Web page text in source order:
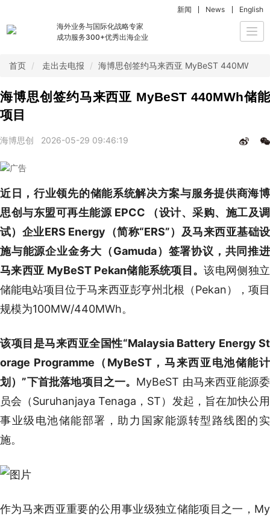
海外业务与国际化战略专家
成功服务300+优秀出海企业
新闻 News English
首页 走出去电报 海博思创签约马来西亚 MyBeST 440MWh储
海博思创签约马来西亚 MyBeST 440MWh储能
项目
海博思创 2026-05-29 09:46:19
近日，行业领先的储能系统解决方案与服务提供商海博
思创与东盟可再生能源 EPCC （设计、采购、施工及调
试）企业ERS Energy（简称“ERS”）及马来西亚基础设
施与能源企业金务大（Gamuda）签署协议，共同推进
马来西亚 MyBeST Pekan储能系统项目。该电网侧独立
储能电站项目位于马来西亚彭亨州北根（Pekan），项目
规模为100MW/440MWh。
该项目是马来西亚全国性“Malaysia Battery Energy St
orage Programme（MyBeST，马来西亚电池储能计
划）”下首批落地项目之一。 MyBeST 由马来西亚能源委
员会（Suruhanjaya Tenaga，ST）发起，旨在加快公用
事业级电池储能部署，助力国家能源转型路线图的实
施。
作为马来西亚重要的公用事业级独立储能项目之一，My